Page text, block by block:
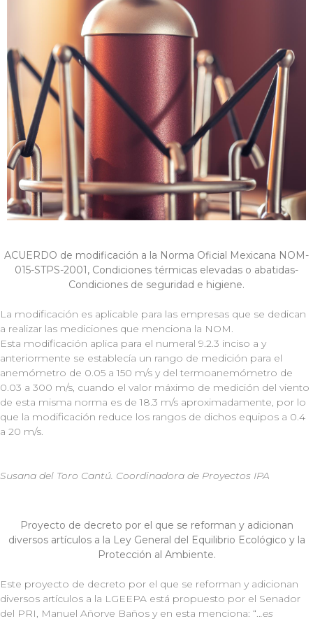
ACUERDO de modificación a la Norma Oficial Mexicana NOM-
015-STPS-2001, Condiciones térmicas elevadas o abatidas-
Condiciones de seguridad e higiene.
La modificación es aplicable para las empresas que se dedican
a realizar las mediciones que menciona la NOM.
Esta modificación aplica para el numeral 9.2.3 inciso a y
anteriormente se establecía un rango de medición para el
anemómetro de 0.05 a 150 m/s y del termoanemómetro de
0.03 a 300 m/s, cuando el valor máximo de medición del viento
de esta misma norma es de 18.3 m/s aproximadamente, por lo
que la modificación reduce los rangos de dichos equipos a 0.4
a 20 m/s.
Susana del Toro Cantú. Coordinadora de Proyectos IPA
Proyecto de decreto por el que se reforman y adicionan
diversos artículos a la Ley General del Equilibrio Ecológico y la
Protección al Ambiente.
Este proyecto de decreto por el que se reforman y adicionan
diversos artículos a la LGEEPA está propuesto por el Senador
del PRI, Manuel Añorve Baños y en esta menciona: “...es